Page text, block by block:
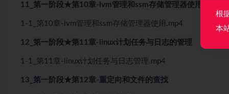
11_第一阶段★第10章-lvm管理和ssm存储管理器使用
1-1_第10章-lvm管理和ssm存储管理器使用.mp4
12_第一阶段★第11章-linux计划任务与日志的管理
1-1_第11章-linux计划任务与日志管理.mp4
13_第一阶段★第12章-重定向和文件的查找
根
本